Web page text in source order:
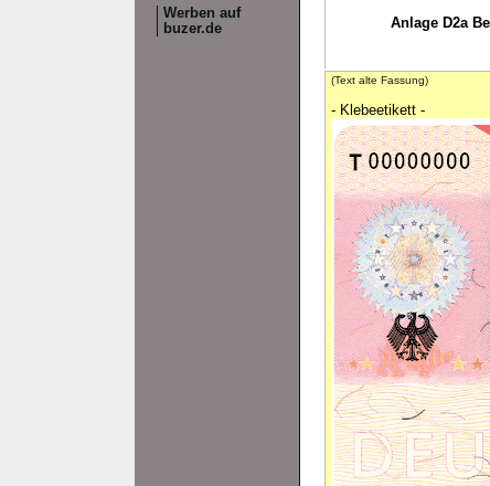
Werben auf
buzer.de
Anlage D2a
(Text alte Fassung)
- Klebeetikett -